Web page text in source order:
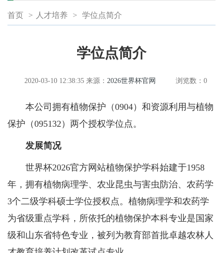
首页 > 人才培养 > 学位点简介
学位点简介
2020-03-10 12:38:35 来源： 2026世界杯官网 浏览数： 0
本公司拥有植物保护（0904）和资源利用与植物
保护（095132）两个授权学位点。
发展简况
世界杯2026官方网站植物保护学科始建于1958
年，拥有植物病理学、农业昆虫与害虫防治、农药学
3个二级学科硕士学位授权点。植物病理学和农药学
为省级重点学科，所依托的植物保护本科专业是国家
级和山东省特色专业，被列为教育部首批卓越农林人